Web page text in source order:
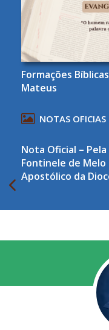
Formações
Mateus
NOTAS OFICIAS
Nota Oficial –
Fontinele de
Apostólico da